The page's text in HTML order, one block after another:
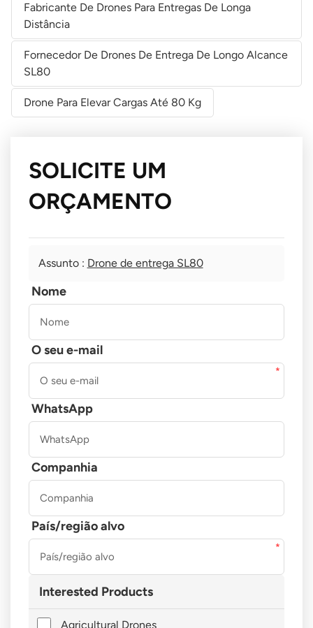
Fabricante De Drones Para Entregas De Longa
Distância
Fornecedor De Drones De Entrega De Longo Alcance
SL80
Drone Para Elevar Cargas Até 80 Kg
SOLICITE UM
ORÇAMENTO
Assunto : Drone de entrega SL80
Nome
O seu e-mail
WhatsApp
Companhia
País/região alvo
Interested Products
Agricultural Drones